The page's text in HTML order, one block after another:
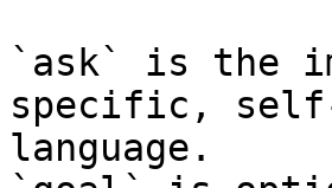
`ask` is the
specific,
language.